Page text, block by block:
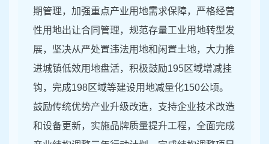
期管理，加强重点产业用地需求保障，严格经营
性用地出让合同管理，规范存量工业用地转型发
展，坚决从严处置违法用地和闲置土地，大力推
进城镇低效用地盘活，积极鼓励195区域增减挂
钩，完成198区域等建设用地减量化150公顷。
鼓励传统优势产业升级改造，支持企业技术改造
和设备更新，实施品牌质量提升工程，全面完成